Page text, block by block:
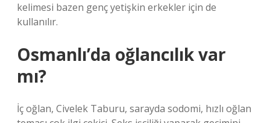
kelimesi bazen genç yetişkin erkekler için de
kullanılır.
Osmanlı’da oğlancılık var
mı?
İç oğlan, Civelek Taburu, sarayda sodomi, hızlı oğlan